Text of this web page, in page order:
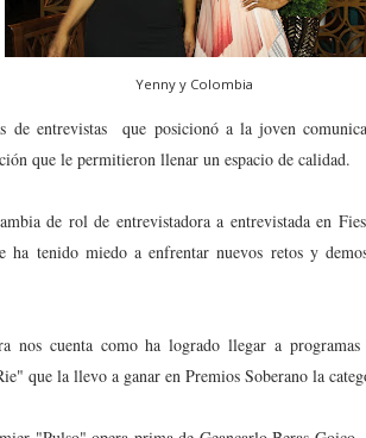
Yenny y Colombia
de entrevistas que posicionó a la joven
que le permitieron llenar un espacio de calidad.
de rol de entrevistadora a entrevistada en
ha tenido miedo a enfrentar nuevos retos y
nos cuenta como ha logrado llegar a
que la llevo a ganar en Premios Soberano la